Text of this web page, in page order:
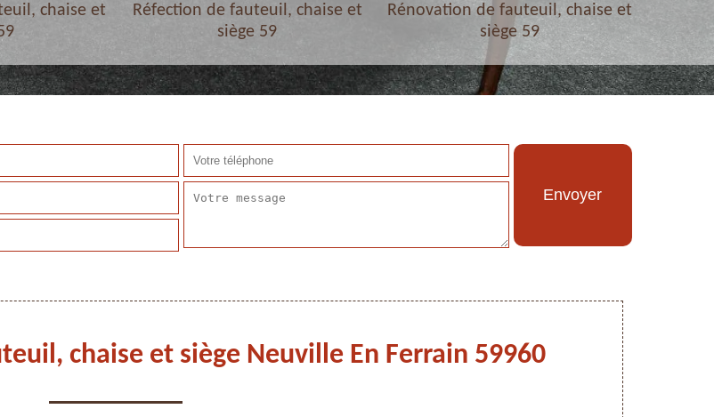
chaise et
Réfection de fauteuil, chaise et
siège 59
Rénovation de fauteuil, chaise et
siège 59
chaise et siège Neuville En Ferrain 59960